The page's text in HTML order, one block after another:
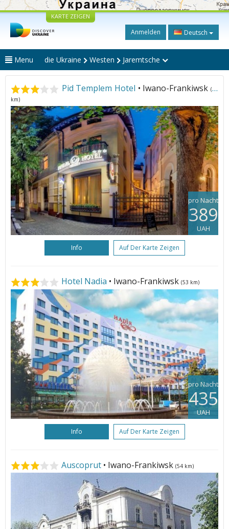
KARTE ZEIGEN
Anmelden Deutsch
Menu die Ukraine Westen Jaremtsche
Pid Templem Hotel • Iwano-Frankiwsk(54
km)
pro Nacht
389
UAH
Info Auf Der Karte Zeigen
Hotel Nadia • Iwano-Frankiwsk (53 km)
pro Nacht
435
UAH
Info Auf Der Karte Zeigen
Auscoprut • Iwano-Frankiwsk (54 km)